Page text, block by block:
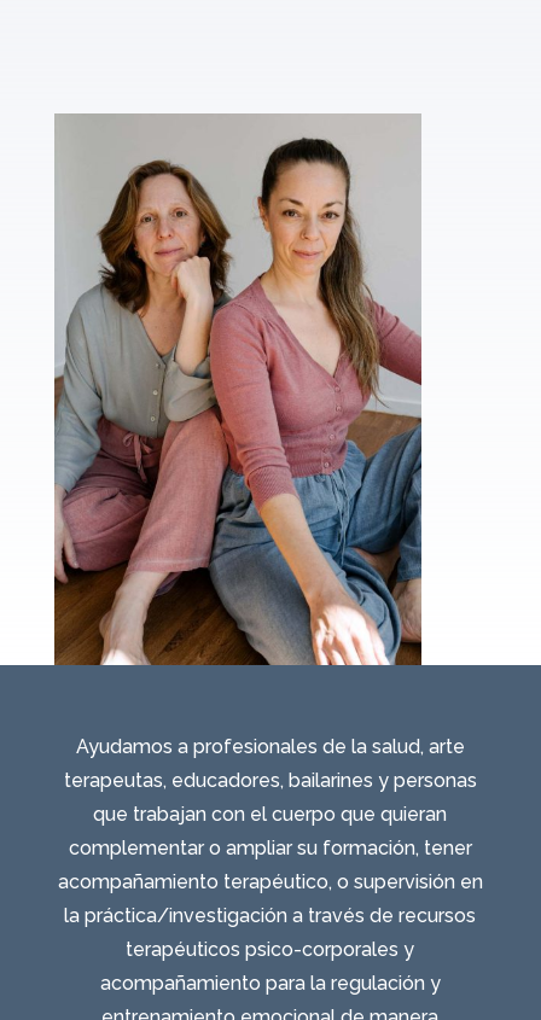
Ayudamos a profesionales de la salud, arte
terapeutas, educadores, bailarines y personas
que trabajan con el cuerpo que quieran
complementar o ampliar su formación, tener
acompañamiento terapéutico, o supervisión en
la práctica/investigación a través de recursos
terapéuticos psico-corporales y
acompañamiento para la regulación y